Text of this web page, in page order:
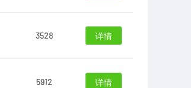
3528 详情
5912 详情